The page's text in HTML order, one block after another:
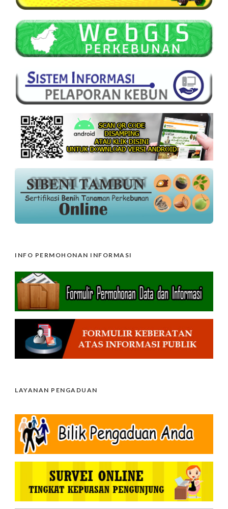
INFO PERMOHONAN INFORMASI
LAYANAN PENGADUAN